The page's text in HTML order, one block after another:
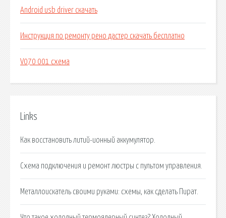
Android usb driver скачать
Инструкция по ремонту рено дастер скачать бесплатно
V070 001 схема
Links
Как восстановить литий-ионный аккумулятор.
Схема подключения и ремонт люстры с пультом управления.
Металлоискатель своими руками: схемы, как сделать Пират.